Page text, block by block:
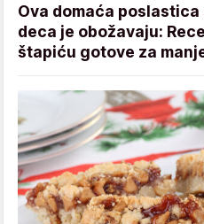
Ova domaća
deca je obožavaju:
štapiću gotove za